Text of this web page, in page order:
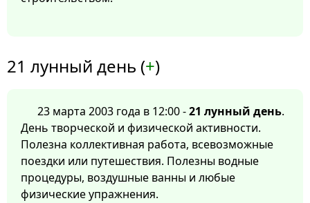
21 лунный день (+)
23 марта 2003 года в 12:00 -21 лунный день.
День творческой и физической активности.
Полезна коллективная работа, всевозможные
поездки или путешествия. Полезны водные
процедуры, воздушные ванны и любые
физические упражнения.